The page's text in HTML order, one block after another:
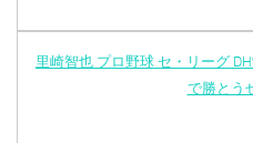
里崎智也 プロ野球 セ・リーグ
で勝とう